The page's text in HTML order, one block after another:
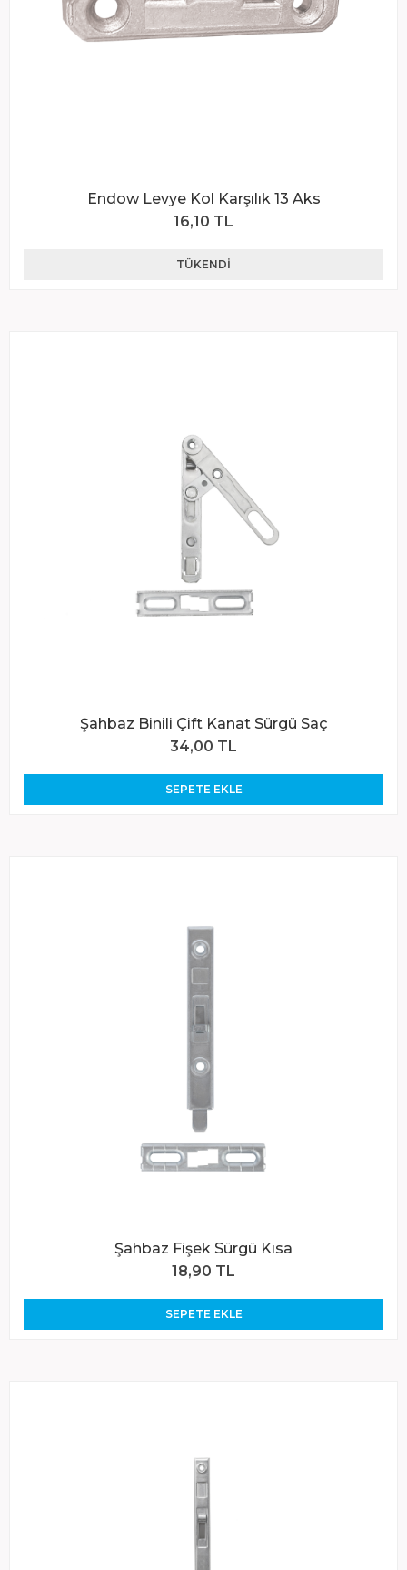
Endow Levye Kol Karşılık 13 Aks
16,10 TL
TÜKENDI
Şahbaz Binili Çift Kanat Sürgü Saç
34,00 TL
SEPETE EKLE
Şahbaz Fişek Sürgü Kısa
18,90 TL
SEPETE EKLE